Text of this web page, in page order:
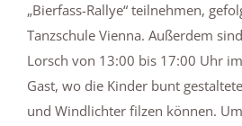
„Bierfass-Rallye“ teilnehmen,
Tanzschule Vienna. Außerdem
Lorsch von 13:00 bis 17:00 Uhr
Gast, wo die Kinder bunt
und Windlichter filzen können.